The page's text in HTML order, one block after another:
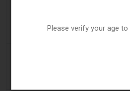
拉梅洛·鲍尔的公寓因‘电子烟店’
Please verify your age to